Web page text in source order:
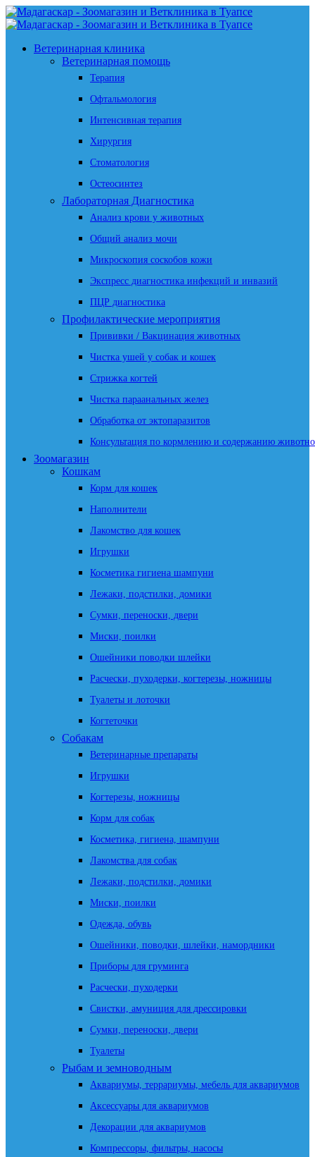
Ветеринарная клиника
Ветеринарная помощь
Терапия
Офтальмология
Интенсивная терапия
Хирургия
Стоматология
Остеосинтез
Лабораторная Диагностика
Анализ крови у животных
Общий анализ мочи
Микроскопия соскобов кожи
Экспресс диагностика инфекций и инвазий
ПЦР диагностика
Профилактические мероприятия
Прививки / Вакцинация животных
Чистка ушей у собак и кошек
Стрижка когтей
Чистка параанальных желез
Обработка от эктопаразитов
Консультация по кормлению и содержанию
Зоомагазин
Кошкам
Корм для кошек
Наполнители
Лакомство для кошек
Игрушки
Косметика гигиена шампуни
Лежаки, подстилки, домики
Сумки, переноски, двери
Миски, поилки
Ошейники поводки шлейки
Расчески, пуходерки, когтерезы, ножницы
Туалеты и лоточки
Когтеточки
Собакам
Ветеринарные препараты
Игрушки
Когтерезы, ножницы
Корм для собак
Косметика, гигиена, шампуни
Лакомства для собак
Лежаки, подстилки, домики
Миски, поилки
Одежда, обувь
Ошейники, поводки, шлейки, намордники
Приборы для груминга
Расчески, пуходерки
Свистки, амуниция для дрессировки
Сумки, переноски, двери
Туалеты
Рыбам и земноводным
Аквариумы, террариумы, мебель для аквариумов
Аксессуары для аквариумов
Декорации для аквариумов
Компрессоры, фильтры, насосы